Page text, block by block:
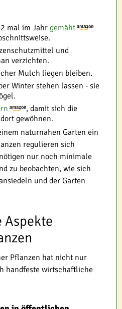
mal im Jahr gemäht
und
verzichten.
Mulch liegen bleiben.
Winter stehen lassen - sie
, damit sich die
gewöhnen.
naturnahen Garten ein
regulieren sich
nur noch minimale
zu beobachten, wie sich
und der Garten
Pflanzen hat nicht nur
handfeste wirtschaftliche